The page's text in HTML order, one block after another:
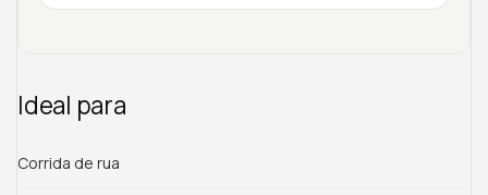
Ideal para
Corrida de rua